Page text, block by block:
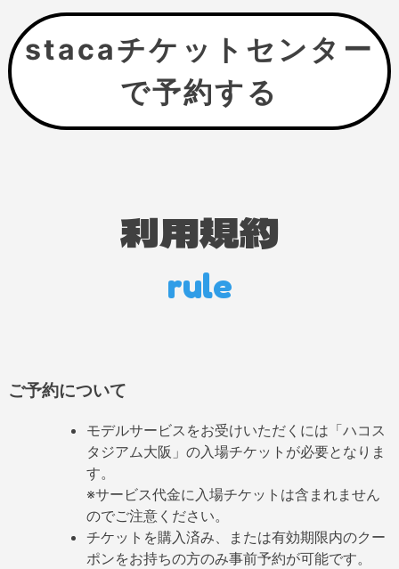
stacaチケットセンター
で予約する
利用規約
rule
ご予約について
モデルサービスをお受けいただくには「ハコス
タジアム大阪」の入場チケットが必要となりま
す。
※サービス代金に入場チケットは含まれません
のでご注意ください。
チケットを購入済み、または有効期限内のクー
ポンをお持ちの方のみ事前予約が可能です。